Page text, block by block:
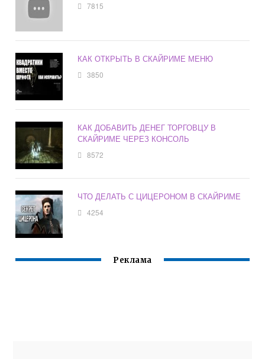
7815
КАК ОТКРЫТЬ В СКАЙРИМЕ МЕНЮ
3850
КАК ДОБАВИТЬ ДЕНЕГ ТОРГОВЦУ В
СКАЙРИМЕ ЧЕРЕЗ КОНСОЛЬ
8572
ЧТО ДЕЛАТЬ С ЦИЦЕРОНОМ В СКАЙРИМЕ
4254
Реклама